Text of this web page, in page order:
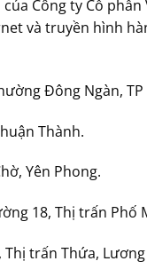
Công ty Cổ
và truyền hình
Đông Ngàn, TP
Thành.
Yên Phong.
18, Thị trấn Phố
trấn Thứa, Lương